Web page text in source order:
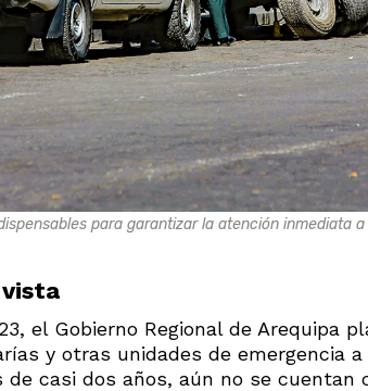
para garantizar la atención inmediata a
vista
el Gobierno Regional de Arequipa
y otras unidades de emergencia
de casi dos años, aún no se cuentan